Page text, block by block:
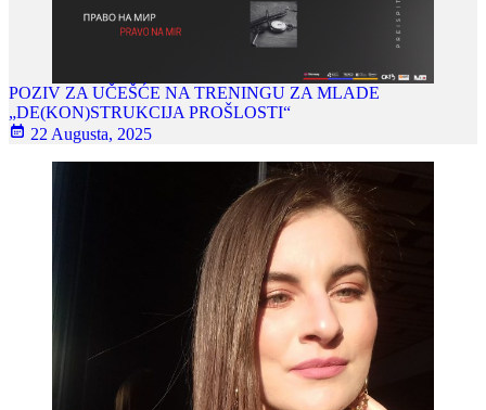
POZIV ZA UČEŠĆE NA TRENINGU ZA MLADE
„DE(KON)STRUKCIJA PROŠLOSTI“
22 Augusta, 2025